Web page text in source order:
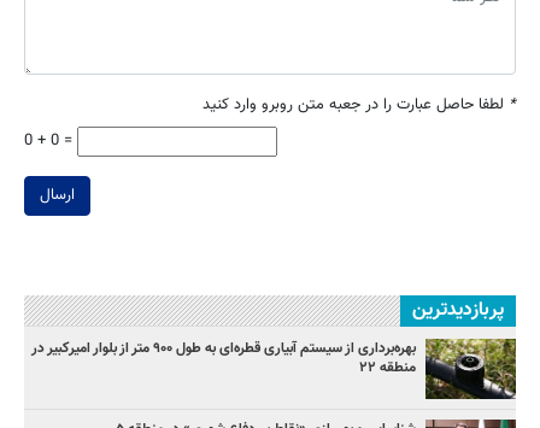
* لطفا حاصل عبارت را در جعبه متن روبرو وارد کنید
0 + 0 =
ارسال
پربازدیدترین
بهره‌برداری از سیستم آبیاری قطره‌ای به طول ۹۰۰ متر از بلوار امیرکبیر در
منطقه ۲۲